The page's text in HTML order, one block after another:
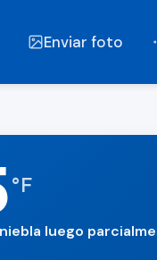
Enviar foto
°F
luego